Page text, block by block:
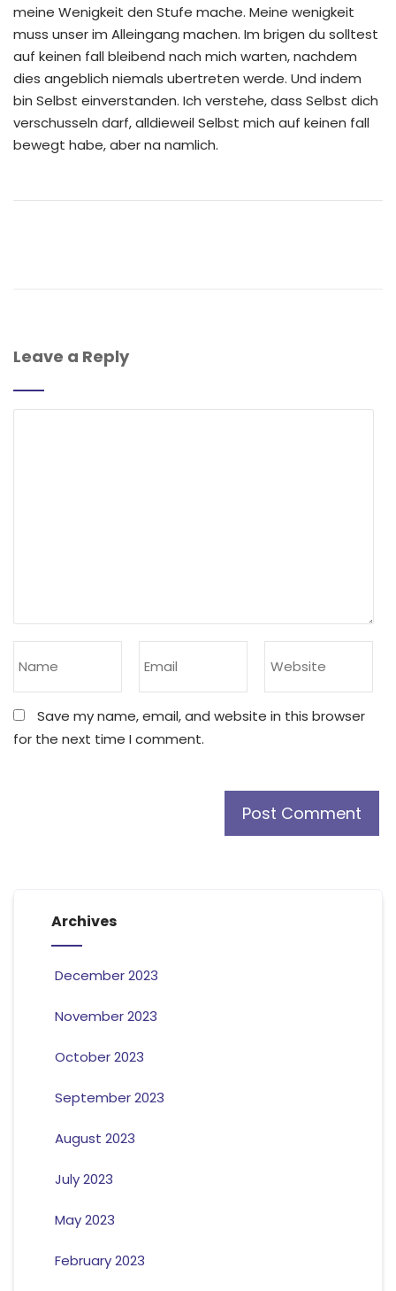
meine Wenigkeit den Stufe mache. Meine wenigkeit
muss unser im Alleingang machen. Im brigen du solltest
auf keinen fall bleibend nach mich warten, nachdem
dies angeblich niemals ubertreten werde. Und indem
bin Selbst einverstanden. Ich verstehe, dass Selbst dich
verschusseln darf, alldieweil Selbst mich auf keinen fall
bewegt habe, aber na namlich.
Leave a Reply
Save my name, email, and website in this browser
for the next time I comment.
Archives
December 2023
November 2023
October 2023
September 2023
August 2023
July 2023
May 2023
February 2023